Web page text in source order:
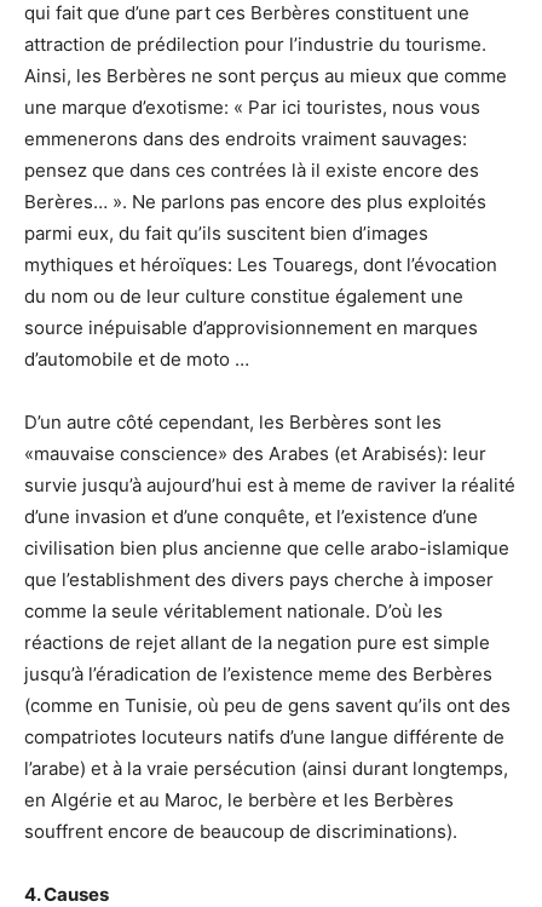
qui fait que d’une part ces Berbères constituent une
attraction de prédilection pour l’industrie du tourisme.
Ainsi, les Berbères ne sont perçus au mieux que comme
une marque d’exotisme: « Par ici touristes, nous vous
emmenerons dans des endroits vraiment sauvages:
pensez que dans ces contrées là il existe encore des
Berères… ». Ne parlons pas encore des plus exploités
parmi eux, du fait qu’ils suscitent bien d’images
mythiques et héroïques: Les Touaregs, dont l’évocation
du nom ou de leur culture constitue également une
source inépuisable d’approvisionnement en marques
d’automobile et de moto …
D’un autre côté cependant, les Berbères sont les
«mauvaise conscience» des Arabes (et Arabisés): leur
survie jusqu’à aujourd’hui est à meme de raviver la réalité
d’une invasion et d’une conquête, et l’existence d’une
civilisation bien plus ancienne que celle arabo-islamique
que l’establishment des divers pays cherche à imposer
comme la seule véritablement nationale. D’où les
réactions de rejet allant de la negation pure est simple
jusqu’à l’éradication de l’existence meme des Berbères
(comme en Tunisie, où peu de gens savent qu’ils ont des
compatriotes locuteurs natifs d’une langue différente de
l’arabe) et à la vraie persécution (ainsi durant longtemps,
en Algérie et au Maroc, le berbère et les Berbères
souffrent encore de beaucoup de discriminations).
4. Causes